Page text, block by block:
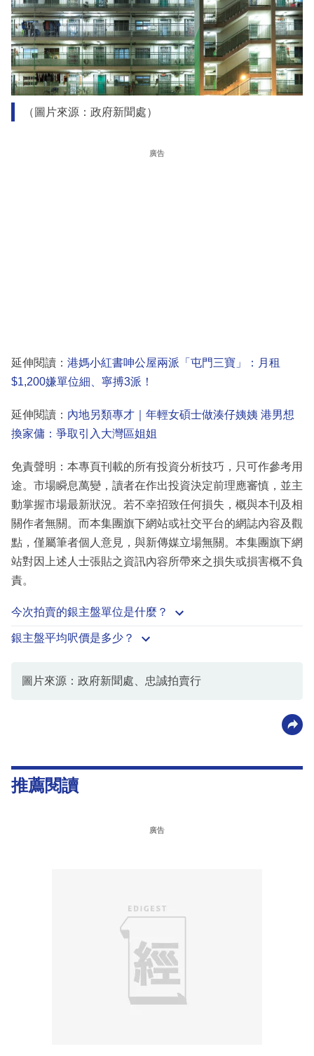
（圖片來源：政府新聞處）
廣告
延伸閱讀： 港媽小紅書呻公屋兩派「屯門三寶」：月租
$1,200嫌單位細、寧搏3派！
延伸閱讀： 內地另類專才｜年輕女碩士做湊仔姨姨 港男想
換家傭：爭取引入大灣區姐姐
免責聲明：本專頁刊載的所有投資分析技巧，只可作參考用
途。市場瞬息萬變，讀者在作出投資決定前理應審慎，並主
動掌握市場最新狀況。若不幸招致任何損失，概與本刊及相
關作者無關。而本集團旗下網站或社交平台的網誌內容及觀
點，僅屬筆者個人意見，與新傳媒立場無關。本集團旗下網
站對因上述人士張貼之資訊內容所帶來之損失或損害概不負
責。
今次拍賣的銀主盤單位是什麼？
銀主盤平均呎價是多少？
圖片來源：政府新聞處、忠誠拍賣行
推薦閱讀
廣告